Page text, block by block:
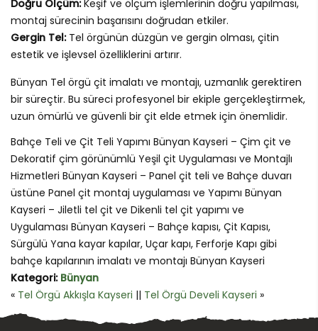
Doğru Ölçüm:Keşif ve ölçüm işlemlerinin doğru yapılması,
montaj sürecinin başarısını doğrudan etkiler.
Gergin Tel:Tel örgünün düzgün ve gergin olması, çitin
estetik ve işlevsel özelliklerini artırır.
Bünyan Tel örgü çit imalatı ve montajı, uzmanlık gerektiren
bir süreçtir. Bu süreci profesyonel bir ekiple gerçekleştirmek,
uzun ömürlü ve güvenli bir çit elde etmek için önemlidir.
Bahçe Teli ve Çit Teli Yapımı Bünyan Kayseri – Çim çit ve
Dekoratif çim görünümlü Yeşil çit Uygulaması ve Montajlı
Hizmetleri Bünyan Kayseri – Panel çit teli ve Bahçe duvarı
üstüne Panel çit montaj uygulaması ve Yapımı Bünyan
Kayseri – Jiletli tel çit ve Dikenli tel çit yapımı ve
Uygulaması Bünyan Kayseri – Bahçe kapısı, Çit Kapısı,
Sürgülü Yana kayar kapılar, Uçar kapı, Ferforje Kapı gibi
bahçe kapılarının imalatı ve montajı Bünyan Kayseri
Kategori: Bünyan
« Tel Örgü Akkışla Kayseri || Tel Örgü Develi Kayseri »